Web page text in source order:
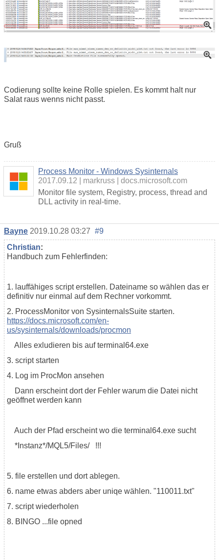
Codierung sollte keine Rolle spielen. Es kommt halt nur
Salat raus wenns nicht passt.
Gruß
Process Monitor - Windows Sysinternals
2017.09.12
markruss
docs.microsoft.com
Monitor file system, Registry, process, thread and
DLL activity in real-time.
Bayne 2019.10.28 03:27 #9
Christian:
Handbuch zum Fehlerfinden:
1. lauffähiges script erstellen. Dateiname so wählen das er
definitiv nur einmal auf dem Rechner vorkommt.
2. ProcessMonitor von SysinternalsSuite starten.
https://docs.microsoft.com/en-
us/sysinternals/downloads/procmon
Alles exludieren bis auf terminal64.exe
3. script starten
4. Log im ProcMon ansehen
Dann erscheint dort der Fehler warum die Datei nicht
geöffnet werden kann
Auch der Pfad erscheint wo die terminal64.exe sucht
*Instanz*/MQL5/Files/ !!!
5. file erstellen und dort ablegen.
6. name etwas abders aber uniqe wählen. "110011.txt"
7. script wiederholen
8. BINGO ...file opned